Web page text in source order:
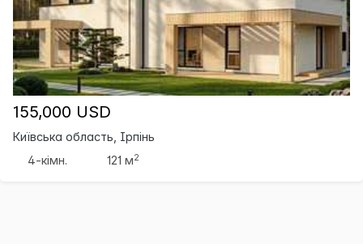
155,000 USD
Київська область, Ірпінь
4-кімн.
121 м2